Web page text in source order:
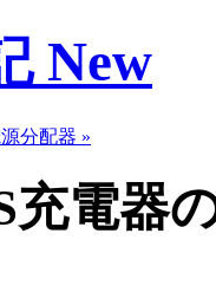
New
分配器 »
充電器